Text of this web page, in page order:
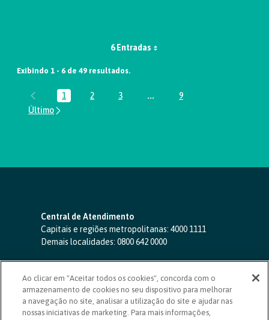
6 Entradas
Exibindo 1 - 6 de 49 resultados.
Página
1 Página
2 Página
3 ...Páginas intermediárias Usar
Página
9
Central de Atendimento
Capitais e regiões metropolitanas: 4000 1111
Demais localidades: 0800 642 0000
SAC 24 horas-0800 724 4420
Ouvidoria
0800 725 0996
(de segunda a sexta, das 8h às 20h)
ouvidoriasicoob.com.br
Ao clicar em "Aceitar todos os cookies", concorda com o
armazenamento de cookies no seu dispositivo para melhorar
a navegação no site, analisar a utilização do site e ajudar nas
nossas iniciativas de marketing. Para mais informações,